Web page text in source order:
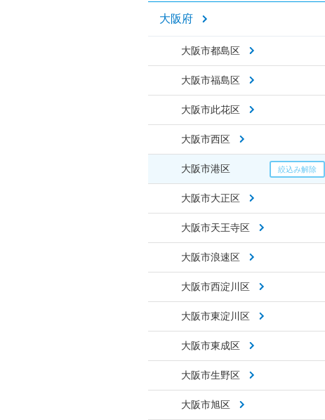
大阪府
大阪市都島区
大阪市福島区
大阪市此花区
大阪市西区
大阪市港区
大阪市大正区
大阪市天王寺区
大阪市浪速区
大阪市西淀川区
大阪市東淀川区
大阪市東成区
大阪市生野区
大阪市旭区